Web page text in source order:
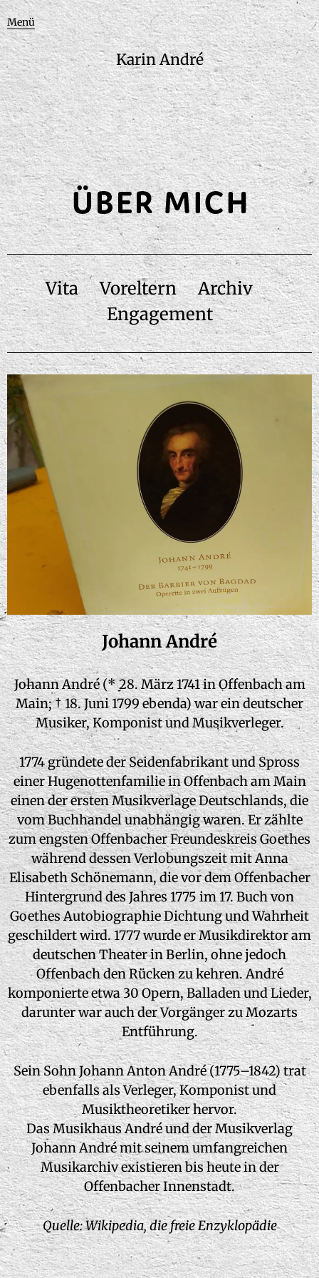
Menü
Karin André
Vita Voreltern
Archiv
Engagement
Johann André
Johann André (* 28. März 1741 in Offenbach am
Main; † 18. Juni 1799 ebenda) war ein deutscher
Musiker, Komponist und Musikverleger.
1774 gründete der Seidenfabrikant und Spross
einer Hugenottenfamilie in Offenbach am Main
einen der ersten Musikverlage Deutschlands, die
vom Buchhandel unabhängig waren. Er zählte
zum engsten Offenbacher Freundeskreis Goethes
während dessen Verlobungszeit mit Anna
Elisabeth Schönemann, die vor dem Offenbacher
Hintergrund des Jahres 1775 im 17. Buch von
Goethes Autobiographie Dichtung und Wahrheit
geschildert wird. 1777 wurde er Musikdirektor am
deutschen Theater in Berlin, ohne jedoch
Offenbach den Rücken zu kehren. André
komponierte etwa 30 Opern, Balladen und Lieder,
darunter war auch der Vorgänger zu Mozarts
Entführung.
Sein Sohn Johann Anton André (1775–1842) trat
ebenfalls als Verleger, Komponist und
Musiktheoretiker hervor.
Das Musikhaus André und der Musikverlag
Johann André mit seinem umfangreichen
Musikarchiv existieren bis heute in der
Offenbacher Innenstadt.
Quelle: Wikipedia, die freie Enzyklopädie